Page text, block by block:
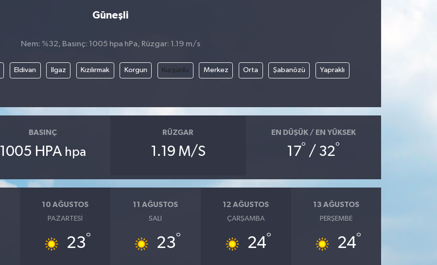
Güneşli
Nem: %32, Basınç: 1005 hpa hPa, Rüzgar: 1.19 m/s
Eldivan Ilgaz Kızılırmak Korgun Kurşunlu Merkez Orta Şabanözü Yapraklı
BASINÇ
1005 HPA hpa
RÜZGAR
1.19 M/S
EN DÜŞÜK / EN YÜKSEK
17° / 32°
10 AĞUSTOS
PAZARTESI
23°
11 AĞUSTOS
SALI
23°
12 AĞUSTOS
ÇARŞAMBA
24°
13 AĞUSTOS
PERŞEMBE
24°